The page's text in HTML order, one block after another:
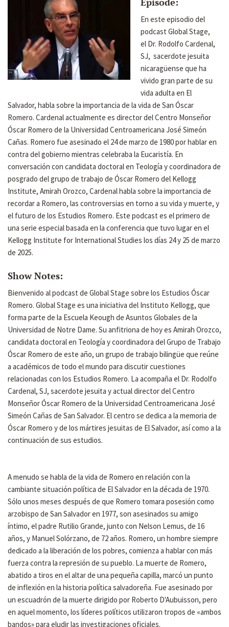
En este episodio del
podcast Global Stage,
el Dr. Rodolfo Cardenal,
SJ, sacerdote jesuita
nicaragüense que ha
vivido gran parte de su
vida adulta en El
Salvador, habla sobre la importancia de la vida de San Óscar
Romero. Cardenal actualmente es director del Centro Monseñor
Óscar Romero de la Universidad Centroamericana José Simeón
Cañas. Romero fue asesinado el 24 de marzo de 1980 por hablar en
contra del gobierno mientras celebraba la Eucaristía. En
conversación con candidata doctoral en Teología y coordinadora de
posgrado del grupo de trabajo de Óscar Romero del Kellogg
Institute, Amirah Orozco, Cardenal habla sobre la importancia de
recordar a Romero, las controversias en torno a su vida y muerte, y
el futuro de los Estudios Romero. Este podcast es el primero de
una serie especial basada en la conferencia que tuvo lugar en el
Kellogg Institute for International Studies los días 24 y 25 de marzo
de 2025.
Show Notes:
Bienvenido al podcast de Global Stage sobre los Estudios Óscar
Romero. Global Stage es una iniciativa del Instituto Kellogg, que
forma parte de la Escuela Keough de Asuntos Globales de la
Universidad de Notre Dame. Su anfitriona de hoy es Amirah Orozco,
candidata doctoral en Teología y coordinadora del Grupo de Trabajo
Óscar Romero de este año, un grupo de trabajo bilingüe que reúne
a académicos de todo el mundo para discutir cuestiones
relacionadas con los Estudios Romero. La acompaña el Dr. Rodolfo
Cardenal, SJ, sacerdote jesuita y actual director del Centro
Monseñor Óscar Romero de la Universidad Centroamericana José
Simeón Cañas de San Salvador. El centro se dedica a la memoria de
Óscar Romero y de los mártires jesuitas de El Salvador, así como a la
continuación de sus estudios.
A menudo se habla de la vida de Romero en relación con la
cambiante situación política de El Salvador en la década de 1970.
Sólo unos meses después de que Romero tomara posesión como
arzobispo de San Salvador en 1977, son asesinados su amigo
íntimo, el padre Rutilio Grande, junto con Nelson Lemus, de 16
años, y Manuel Solórzano, de 72 años. Romero, un hombre siempre
dedicado a la liberación de los pobres, comienza a hablar con más
fuerza contra la represión de su pueblo. La muerte de Romero,
abatido a tiros en el altar de una pequeña capilla, marcó un punto
de inflexión en la historia política salvadoreña. Fue asesinado por
un escuadrón de la muerte dirigido por Roberto D'Aubuisson, pero
en aquel momento, los líderes políticos utilizaron tropos de «ambos
bandos» para eludir las investigaciones oficiales.